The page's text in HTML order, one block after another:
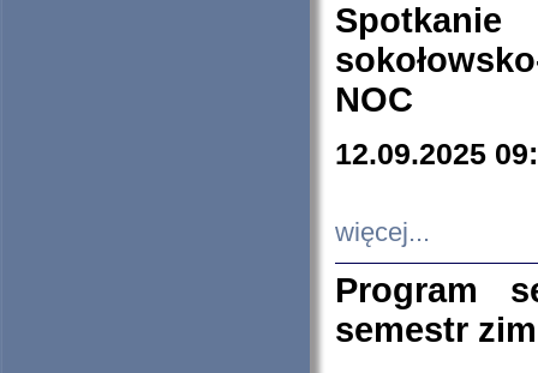
NOC
12.09.2025
więcej...
Program
semestr